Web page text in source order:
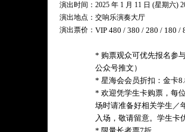
演出时间：2025 年 1 月 11 日 (星期六)
演出地点：交响乐演奏大厅
演出票价： VIP 480 / 380 / 280 / 180 /
* 购票观众可优先报名参
公众号推文）
* 星海会会员折扣：金卡
* 欢迎凭学生卡购票，每
场时请准备好相关学生／
入场，敬请留意。学生卡